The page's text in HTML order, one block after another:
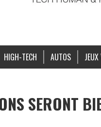
HIGH-TECH AUTOS
SERONT